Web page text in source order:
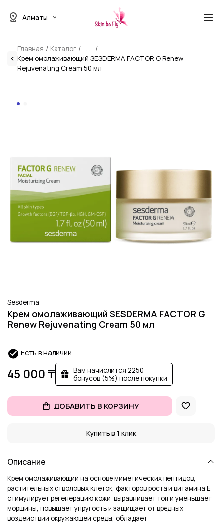
Алматы
Главная Каталог
...
Крем омолаживающий SESDERMA FACTOR G Renew
Rejuvenating Cream 50 мл
Sesderma
Крем омолаживающий SESDERMA FACTOR G
Renew Rejuvenating Cream 50 мл
Есть в наличии
45 000 ₸
Вам начислится 2250
бонусов (5%) после покупки
ДОБАВИТЬ В КОРЗИНУ
Купить в 1 клик
Описание
Крем омолаживающий на основе миметических пептидов,
растительных стволовых клеток, факторов роста и витамина Е
стимулирует регенерацию кожи, выравнивает тон и уменьшает
морщины, повышает упругость и защищает от вредных
воздействий окружающей среды, обладает